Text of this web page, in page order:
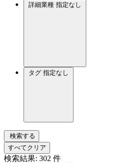
詳細業種 指定なし
タグ 指定なし
検索する
すべてクリア
検索結果: 302 件